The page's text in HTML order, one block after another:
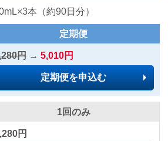
本（約90日分）
定期便
円→ 5,010円
定期便を申込む
1回のみ
円